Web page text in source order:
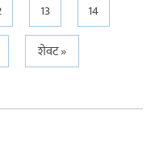
13
14
शेवट »